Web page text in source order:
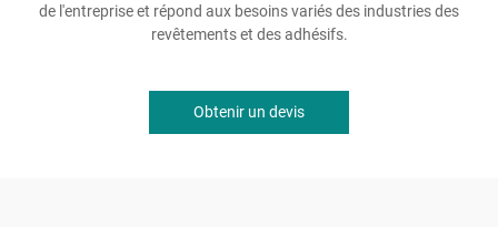
de l'entreprise et répond aux besoins variés des industries des
revêtements et des adhésifs.
Obtenir un devis